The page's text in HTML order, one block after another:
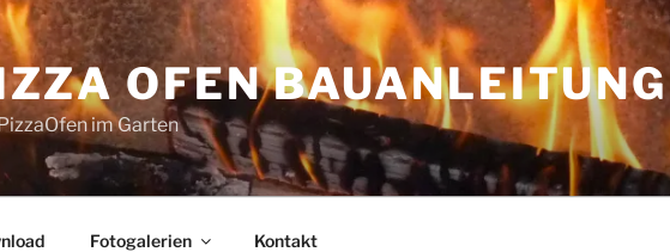
OFEN BAUANLEITUNG
im Garten
Fotogalerien Kontakt